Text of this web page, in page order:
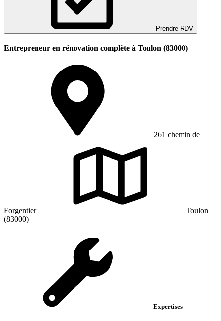
Prendre RDV
Entrepreneur en rénovation complète à Toulon (83000)
261 chemin de
Forgentier
Toulon
(83000)
Expertises